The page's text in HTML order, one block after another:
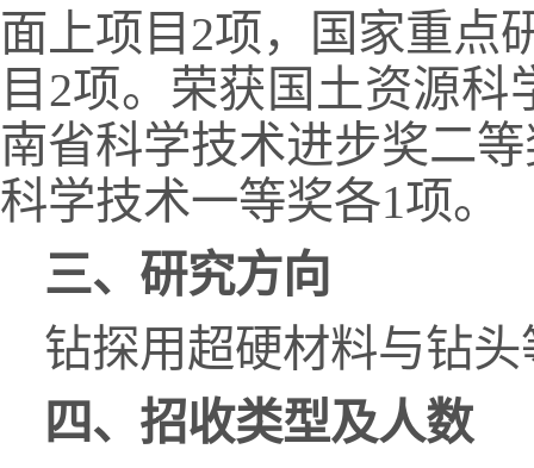
面上项目2项，国家重点
目2项。荣获国土资源
南省科学技术进步奖二
科学技术一等奖各1项。
三、研究方向
钻探用超硬材料与钻
四、招收类型及人数